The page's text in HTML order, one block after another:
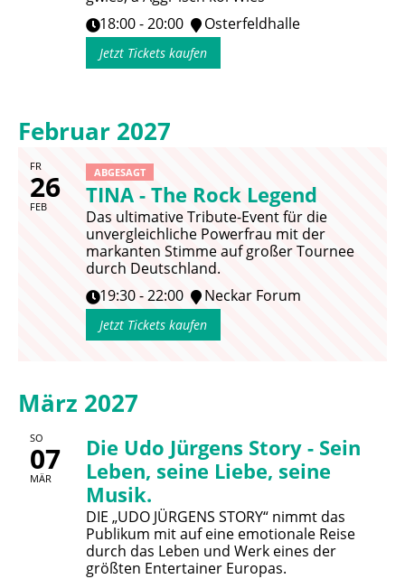
18:00 - 20:00
Osterfeldhalle
Jetzt Tickets kaufen
Februar 2027
FR
26
FEB
ABGESAGT
TINA - The Rock Legend
Das ultimative Tribute-Event für die
unvergleichliche Powerfrau mit der
markanten Stimme auf großer Tournee
durch Deutschland.
19:30 - 22:00
Neckar Forum
Jetzt Tickets kaufen
März 2027
SO
07
MÄR
Die Udo Jürgens Story - Sein
Leben, seine Liebe, seine
Musik.
DIE „UDO JÜRGENS STORY“ nimmt das
Publikum mit auf eine emotionale Reise
durch das Leben und Werk eines der
größten Entertainer Europas.